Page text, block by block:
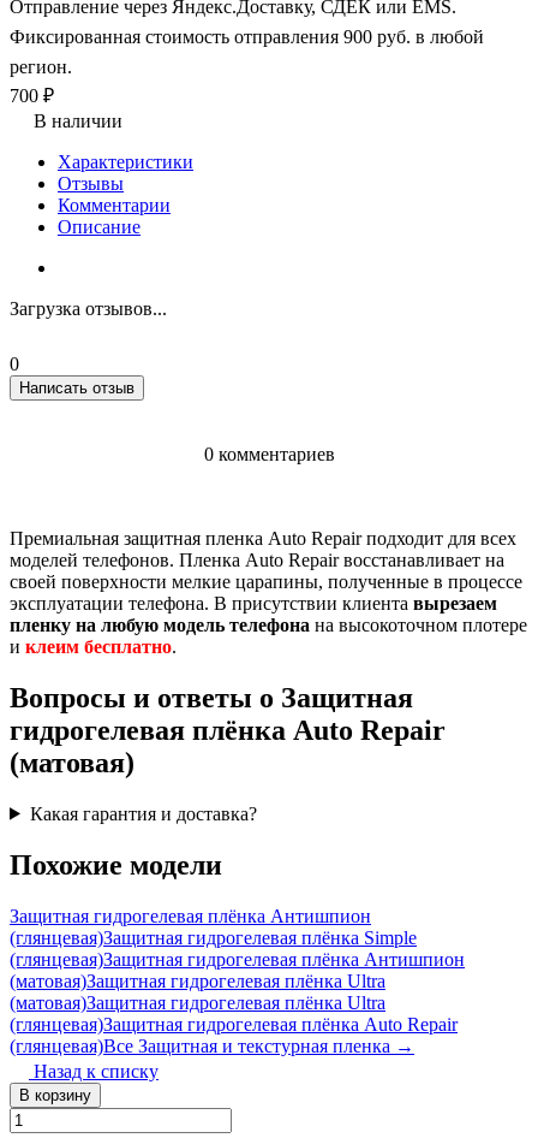
Отправление через Яндекс.Доставку, СДЕК или EMS.
Фиксированная стоимость отправления 900 руб. в любой
регион.
700 ₽
В наличии
Характеристики
Отзывы
Комментарии
Описание
Загрузка отзывов...
0
Написать отзыв
0 комментариев
Премиальная защитная пленка Auto Repair подходит для всех
моделей телефонов. Пленка Auto Repair восстанавливает на
своей поверхности мелкие царапины, полученные в процессе
эксплуатации телефона. В присутствии клиента вырезаем
пленку на любую модель телефона на высокоточном плотере
и клеим бесплатно.
Вопросы и ответы о Защитная
гидрогелевая плёнка Auto Repair
(матовая)
Какая гарантия и доставка?
Похожие модели
Защитная гидрогелевая плёнка Антишпион
(глянцевая)Защитная гидрогелевая плёнка Simple
(глянцевая)Защитная гидрогелевая плёнка Антишпион
(матовая)Защитная гидрогелевая плёнка Ultra
(матовая)Защитная гидрогелевая плёнка Ultra
(глянцевая)Защитная гидрогелевая плёнка Auto Repair
(глянцевая)Все Защитная и текстурная пленка →
Назад к списку
В корзину